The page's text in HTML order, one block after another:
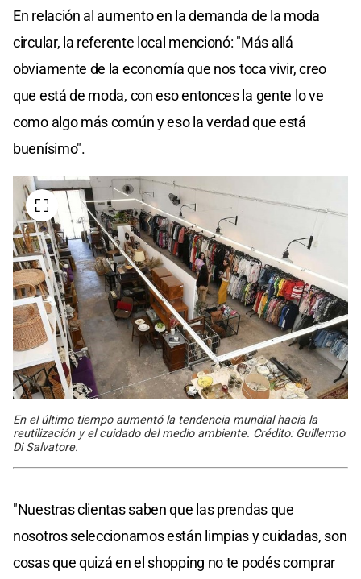
En relación al aumento en la demanda de la moda
circular, la referente local mencionó: "Más allá
obviamente de la economía que nos toca vivir, creo
que está de moda, con eso entonces la gente lo ve
como algo más común y eso la verdad que está
buenísimo".
En el último tiempo aumentó la tendencia mundial hacia la
reutilización y el cuidado del medio ambiente. Crédito: Guillermo
Di Salvatore.
"Nuestras clientas saben que las prendas que
nosotros seleccionamos están limpias y cuidadas, son
cosas que quizá en el shopping no te podés comprar